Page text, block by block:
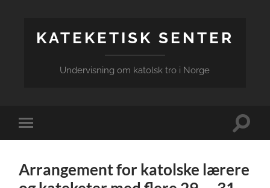
KATEKETISK SENTER
Undervisning om katolsk tro i Norge
Veksle
mobilmeny
Veksle
Arrangement for katolske lærere